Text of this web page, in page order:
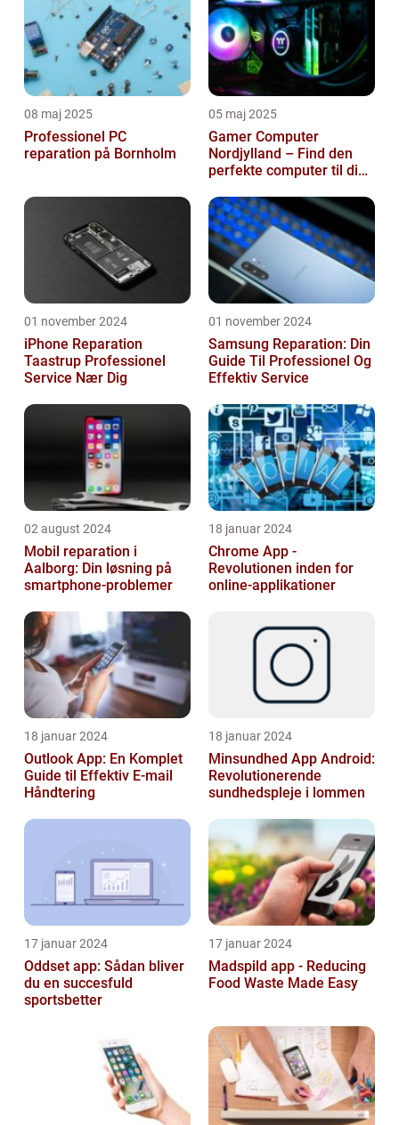
08 maj 2025
Professionel PC
reparation på Bornholm
05 maj 2025
Gamer Computer
Nordjylland – Find den
perfekte computer til din
01 november 2024
iPhone Reparation
Taastrup Professionel
Service Nær Dig
01 november 2024
Samsung Reparation: Din
Guide Til Professionel Og
Effektiv Service
02 august 2024
Mobil reparation i
Aalborg: Din løsning på
smartphone-problemer
18 januar 2024
Chrome App -
Revolutionen inden for
online-applikationer
18 januar 2024
Outlook App: En Komplet
Guide til Effektiv E-mail
Håndtering
18 januar 2024
Minsundhed App Android:
Revolutionerende
sundhedspleje i lommen
17 januar 2024
Oddset app: Sådan bliver
du en succesfuld
sportsbetter
17 januar 2024
Madspild app - Reducing
Food Waste Made Easy